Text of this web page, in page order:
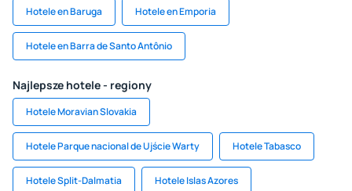
Hotele en Baruga Hotele en Emporia
Hotele en Barra de Santo Antônio
Najlepsze hotele - regiony
Hotele Moravian Slovakia
Hotele Parque nacional de Ujście Warty Hotele Tabasco
Hotele Split-Dalmatia Hotele Islas Azores